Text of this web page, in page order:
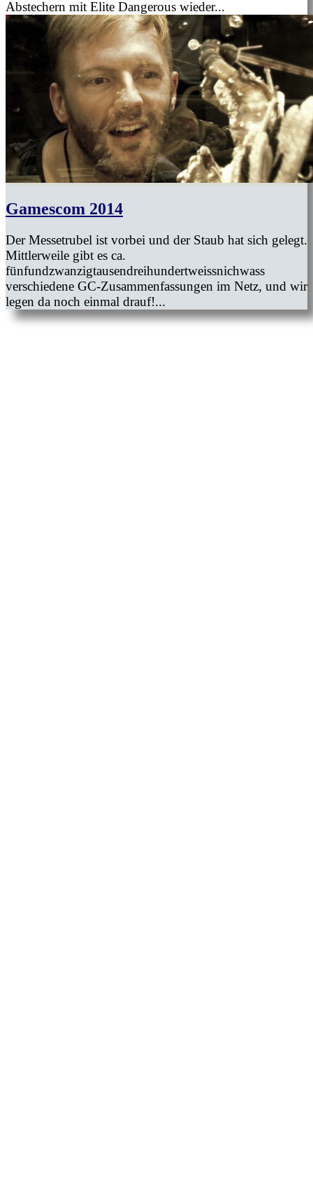
Abstechern mit Elite Dangerous wieder...
Gamescom 2014
Der Messetrubel ist vorbei und der Staub hat sich gelegt.
Mittlerweile gibt es ca.
fünfundzwanzigtausendreihundertweissnichwass
verschiedene GC-Zusammenfassungen im Netz, und wir
legen da noch einmal drauf!...